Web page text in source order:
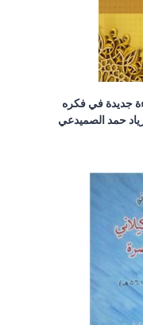
جديدة في فكره
زياد حمد الصميدعي